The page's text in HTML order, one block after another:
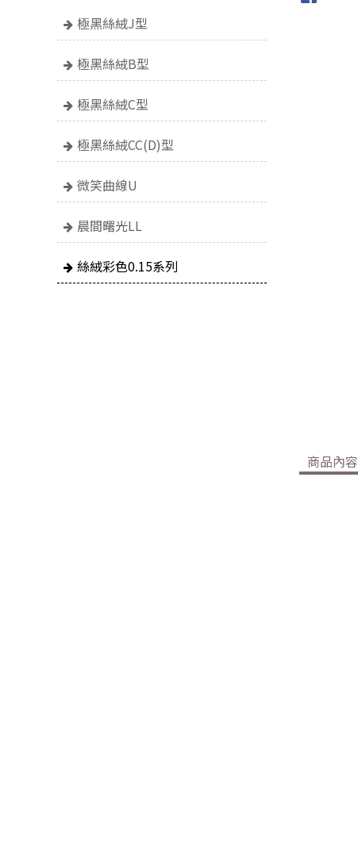
極黑絲絨J型
極黑絲絨B型
極黑絲絨C型
極黑絲絨CC(D)型
微笑曲線U
晨間曙光LL
絲絨彩色0.15系列
商品內容